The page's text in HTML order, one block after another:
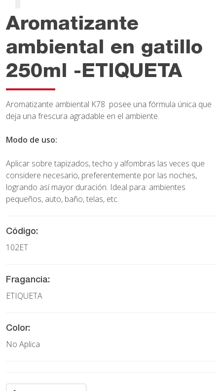
Aromatizante
ambiental en gatillo
250ml -ETIQUETA
Aromatizante ambiental K78 posee una fórmula única que
deja una frescura agradable en el ambiente.
Modo de uso:
Aplicar sobre tapizados, techo y alfombras las veces que
considere necesario, preferentemente por las noches,
logrando así mayor duración. Ideal para: ambientes
pequeños, auto, baño, telas, etc.
Código:
102ET
Fragancia:
ETIQUETA
Color:
No Aplica